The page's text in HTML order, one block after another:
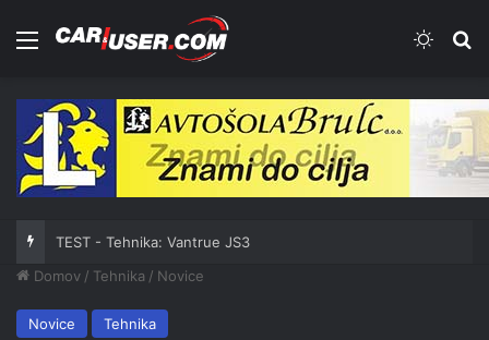
Meni
TEST - Tehnika: Vantrue JS3
Domov / Tehnika / Novice
Novice Tehnika